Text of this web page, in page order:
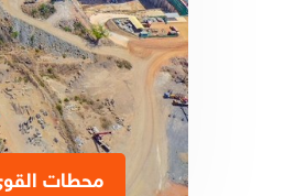
محطات